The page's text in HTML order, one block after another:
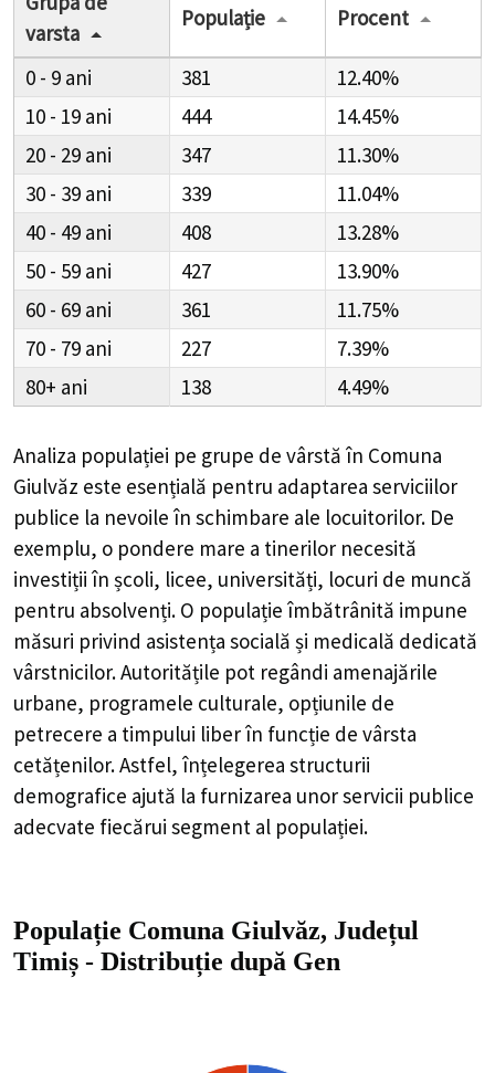
varsta
Populație Procent
0 - 9 381
12.40%
10 - 19
444
14.45%
20 - 29
347
11.30%
30 - 39
339
11.04%
40 - 49
408
13.28%
50 - 59
427
13.90%
60 - 69
361
11.75%
70 - 79
227
7.39%
80+
138 4.49%
Analiza populației pe grupe de vârstă în Comuna
Giulvăz este esențială pentru adaptarea serviciilor
publice la nevoile în schimbare ale locuitorilor. De
exemplu, o pondere mare a tinerilor necesită
investiții în școli, licee, universități, locuri de muncă
pentru absolvenți. O populație îmbătrânită impune
măsuri privind asistența socială și medicală dedicată
vârstnicilor. Autoritățile pot regândi amenajările
urbane, programele culturale, opțiunile de
petrecere a timpului liber în funcție de vârsta
cetățenilor. Astfel, înțelegerea structurii
demografice ajută la furnizarea unor servicii publice
adecvate fiecărui segment al populației.
Populație Comuna Giulvăz, Județul
Timiș - Distribuție după Gen